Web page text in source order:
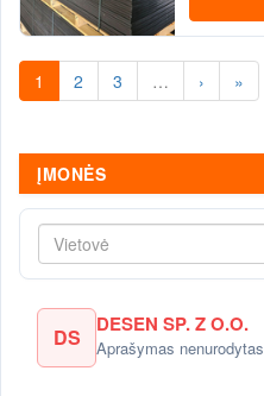
1 2 3 … › »
ĮMONĖS
Vietovė
DS DESEN SP. Z O.O.
Aprašymas nenurodytas